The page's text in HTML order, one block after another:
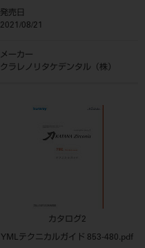
発売日
2021/08/21
メーカー
クラレノリタケデンタル（株）
カタログ2
YMLテクニカルガイド 853-480.pdf